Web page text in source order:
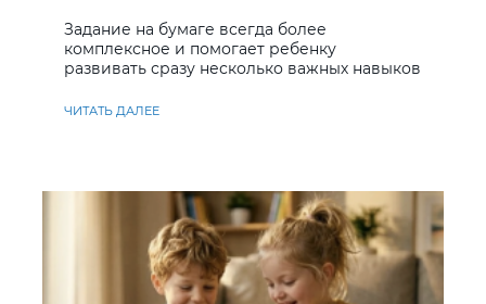
Задание на бумаге всегда более
комплексное и помогает ребенку
развивать сразу несколько важных навыков
ЧИТАТЬ ДАЛЕЕ